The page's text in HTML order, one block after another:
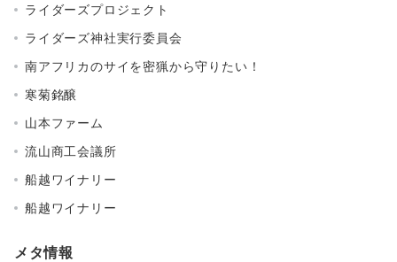
ライダーズプロジェクト
ライダーズ神社実行委員会
南アフリカのサイを密猟から守りたい！
寒菊銘醸
山本ファーム
流山商工会議所
船越ワイナリー
船越ワイナリー
メタ情報